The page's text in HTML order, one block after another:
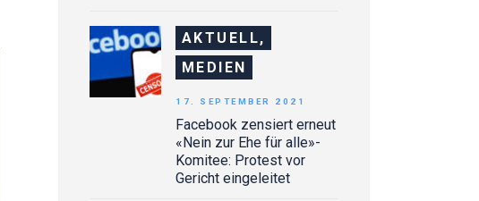
AKTUELL,
MEDIEN
Facebook zensiert erneut
«Nein zur Ehe für alle»-
Komitee: Protest vor
Gericht eingeleitet
17. SEPTEMBER 2021